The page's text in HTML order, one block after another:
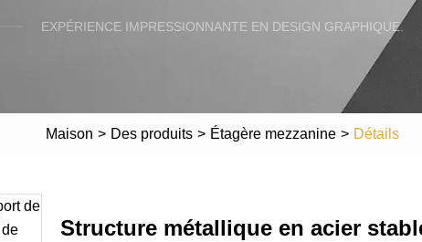
EXPÉRIENCE IMPRESSIONNANTE EN DESIGN GRAPHIQUE.
Maison > Des produits > Étagère mezzanine > Détails
Structure métallique en acier